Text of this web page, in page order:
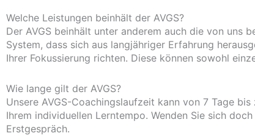
Welche Leistungen beinhält der AVGS?
Der AVGS beinhält unter anderem auch die von uns
System, dass sich aus langjähriger Erfahrung
Ihrer Fokussierung richten. Diese können sowohl
Wie lange gilt der AVGS?
Unsere AVGS-Coachingslaufzeit kann von 7 Tage
Ihrem individuellen Lerntempo. Wenden Sie sich
Erstgespräch.